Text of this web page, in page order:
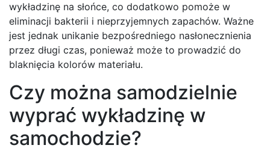
wykładzinę na słońce, co dodatkowo pomoże w
eliminacji bakterii i nieprzyjemnych zapachów. Ważne
jest jednak unikanie bezpośredniego nasłonecznienia
przez długi czas, ponieważ może to prowadzić do
blaknięcia kolorów materiału.
Czy można samodzielnie
wyprać wykładzinę w
samochodzie?